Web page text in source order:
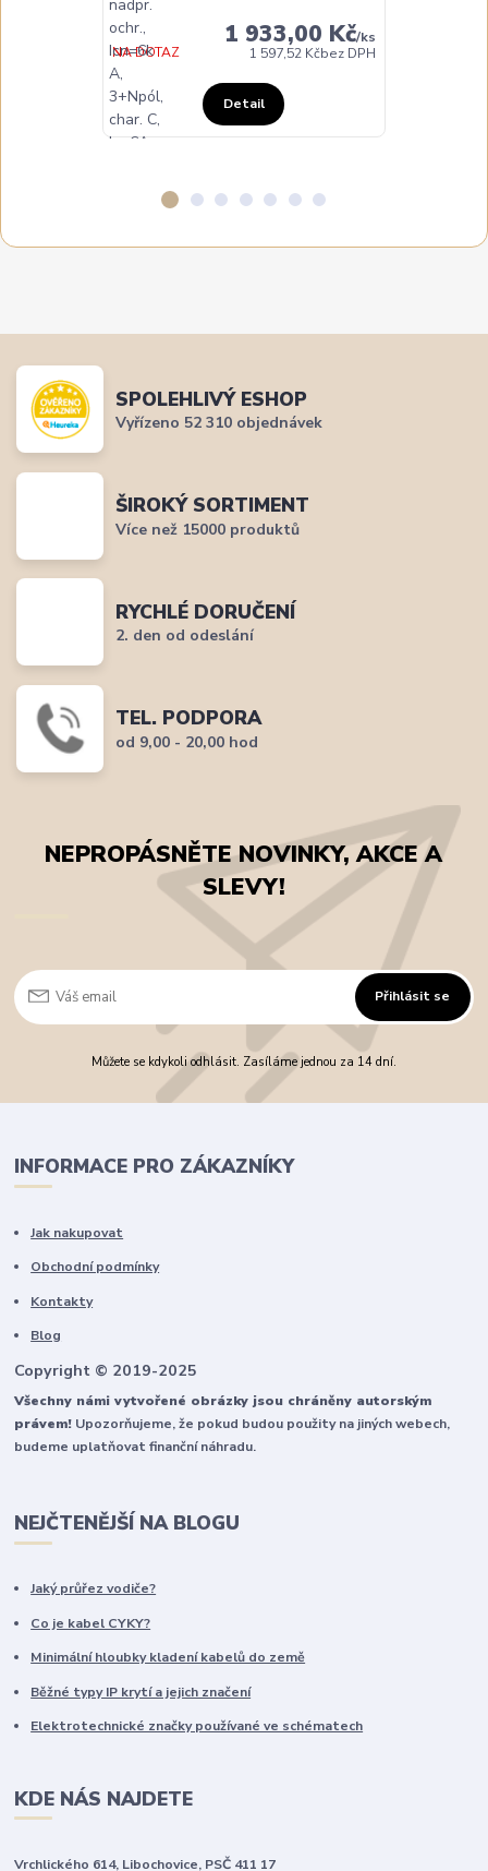
1 933,00 Kč/ks
1 597,52 Kčbez DPH
NA DOTAZ
Detail
SPOLEHLIVÝ ESHOP
Vyřízeno 52 310 objednávek
ŠIROKÝ SORTIMENT
Více než 15000 produktů
RYCHLÉ DORUČENÍ
2. den od odeslání
TEL. PODPORA
od 9,00 - 20,00 hod
NEPROPÁSNĚTE NOVINKY, AKCE A
SLEVY!
Přihlásit se
Můžete se kdykoli odhlásit. Zasíláme jednou za 14 dní.
INFORMACE PRO ZÁKAZNÍKY
Jak nakupovat
Obchodní podmínky
Kontakty
Blog
Copyright © 2019-2025
Všechny námi vytvořené obrázky jsou chráněny autorským
právem! Upozorňujeme, že pokud budou použity na jiných webech,
budeme uplatňovat finanční náhradu.
NEJČTENĚJŠÍ NA BLOGU
Jaký průřez vodiče?
Co je kabel CYKY?
Minimální hloubky kladení kabelů do země
Běžné typy IP krytí a jejich značení
Elektrotechnické značky používané ve schématech
KDE NÁS NAJDETE
Vrchlického 614, Libochovice, PSČ 411 17